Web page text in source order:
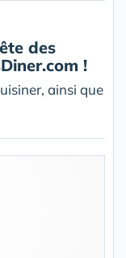
des
!
ainsi que